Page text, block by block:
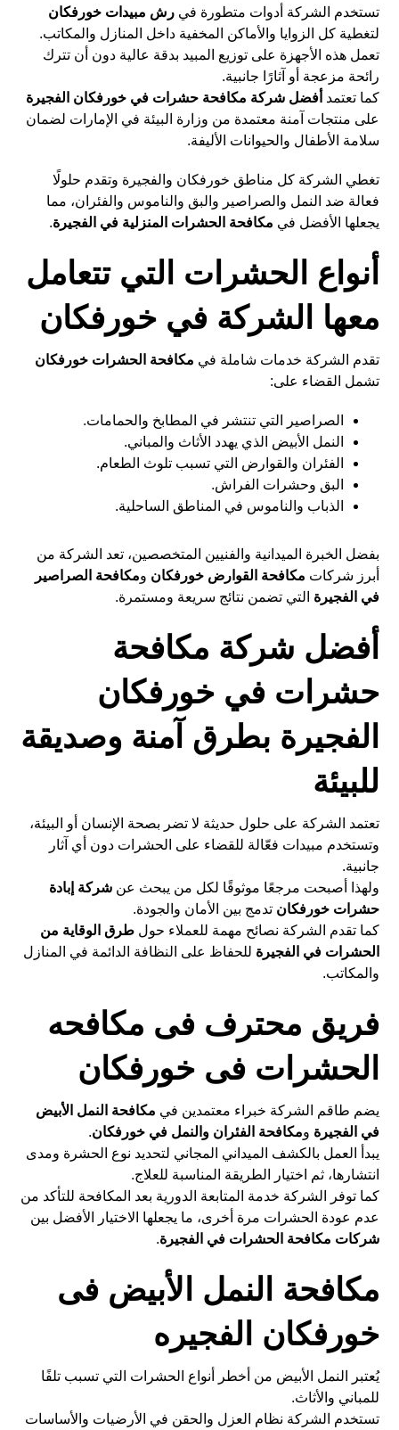
تستخدم الشركة أدوات متطورة فيرش مبيدات خورفكان
لتغطية كل الزوايا والأماكن المخفية داخل المنازل والمكاتب.
تعمل هذه الأجهزة على توزيع المبيد بدقة عالية دون أن تترك
رائحة مزعجة أو آثارًا جانبية.
كما تعتمد أفضل شركة مكافحة حشرات في خورفكان الفجيرة
على منتجات آمنة معتمدة من وزارة البيئة في الإمارات لضمان
سلامة الأطفال والحيوانات الأليفة.
تغطي الشركة كل مناطق خورفكان والفجيرة وتقدم حلولًا
فعالة ضد النمل والصراصير والبق والناموس والفئران، مما
يجعلها الأفضل في مكافحة الحشرات المنزلية في الفجيرة.
أنواع الحشرات التي تتعامل
معها الشركة في خورفكان
تقدم الشركة خدمات شاملة في مكافحة الحشرات خورفكان
تشمل القضاء على:
الصراصير التي تنتشر في المطابخ والحمامات.
النمل الأبيض الذي يهدد الأثاث والمباني.
الفئران والقوارض التي تسبب تلوث الطعام.
البق وحشرات الفراش.
الذباب والناموس في المناطق الساحلية.
بفضل الخبرة الميدانية والفنيين المتخصصين، تعد الشركة من
أبرز شركات مكافحة القوارض خورفكان ومكافحة الصراصير
في الفجيرة التي تضمن نتائج سريعة ومستمرة.
أفضل شركة مكافحة
حشرات في خورفكان
الفجيرة بطرق آمنة وصديقة
للبيئة
تعتمد الشركة على حلول حديثة لا تضر بصحة الإنسان أو البيئة،
وتستخدم مبيدات فعّالة للقضاء على الحشرات دون أي آثار
جانبية.
ولهذا أصبحت مرجعًا موثوقًا لكل من يبحث عنشركة إبادة
حشرات خورفكان تدمج بين الأمان والجودة.
كما تقدم الشركة نصائح مهمة للعملاء حولطرق الوقاية من
الحشرات في الفجيرة للحفاظ على النظافة الدائمة في المنازل
والمكاتب.
فريق محترف فى مكافحه
الحشرات فى خورفكان
يضم طاقم الشركة خبراء معتمدين في مكافحة النمل الأبيض
في الفجيرة ومكافحة الفئران والنمل في خورفكان.
يبدأ العمل بالكشف الميداني المجاني لتحديد نوع الحشرة ومدى
انتشارها، ثم اختيار الطريقة المناسبة للعلاج.
كما توفر الشركة خدمة المتابعة الدورية بعد المكافحة للتأكد من
عدم عودة الحشرات مرة أخرى، ما يجعلها الاختيار الأفضل بين
شركات مكافحة الحشرات في الفجيرة.
مكافحة النمل الأبيض فى
خورفكان الفجيره
يُعتبر النمل الأبيض من أخطر أنواع الحشرات التي تسبب تلفًا
للمباني والأثاث.
تستخدم الشركة نظام العزل والحقن في الأرضيات والأساسات